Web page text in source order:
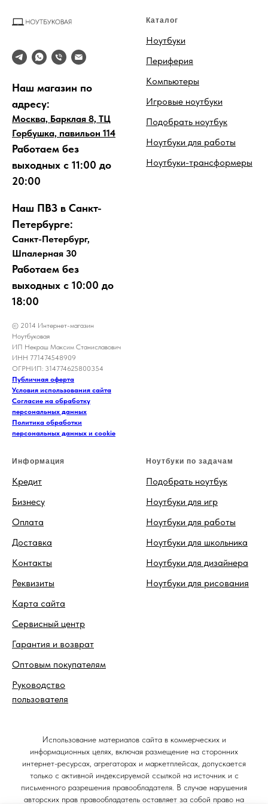
Наш магазин по
адресу:
Москва, Барклая 8, ТЦ
Горбушка, павильон 114
Работаем без
выходных с 11:00 до
20:00
Наш ПВЗ в Санкт-
Петербурге:
Санкт-Петербург,
Шпалерная 30
Работаем без
выходных с 10:00 до
18:00
© 2014 Интернет-магазин
Ноутбуковая
ИП Некраш Максим Станиславович
ИНН 771474548909
ОГРНИП: 314774625800354
Публичная оферта
Условия использования сайта
Согласие на обработку
персональных данных
Политика обработки
персональных данных и cookie
Каталог
Ноутбуки
Периферия
Компьютеры
Игровые ноутбуки
Подобрать ноутбук
Ноутбуки для работы
Ноутбуки-трансформеры
Информация
Кредит
Бизнесу
Оплата
Доставка
Контакты
Реквизиты
Карта сайта
Сервисный центр
Гарантия и возврат
Оптовым покупателям
Руководство
пользователя
Ноутбуки по задачам
Подобрать ноутбук
Ноутбуки для игр
Ноутбуки для работы
Ноутбуки для школьника
Ноутбуки для дизайнера
Ноутбуки для рисования
Использование материалов сайта в коммерческих и
информационных целях, включая размещение на сторонних
интернет-ресурсах, агрегаторах и маркетплейсах, допускается
только с активной индексируемой ссылкой на источник и с
письменного разрешения правообладателя. В случае нарушения
авторских прав правообладатель оставляет за собой право на